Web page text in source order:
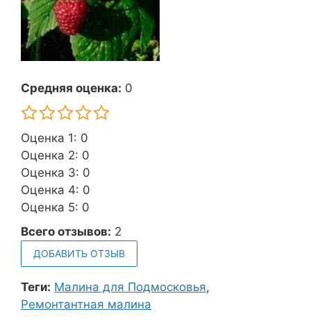
Средняя оценка: 0
Оценка 1: 0
Оценка 2: 0
Оценка 3: 0
Оценка 4: 0
Оценка 5: 0
Всего отзывов: 2
ДОБАВИТЬ ОТЗЫВ
Теги: Малина для Подмосковья,
Ремонтантная малина